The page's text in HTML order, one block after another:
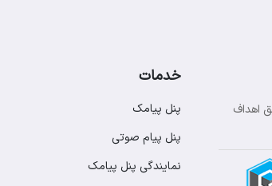
اهداف
خدمات
پنل پیامک
پنل پیام صوتی
نمایندگی پنل پیامک